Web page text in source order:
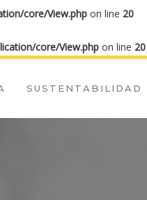
core/View.php on line 20
core/View.php on line 20
SUSTENTABILIDAD